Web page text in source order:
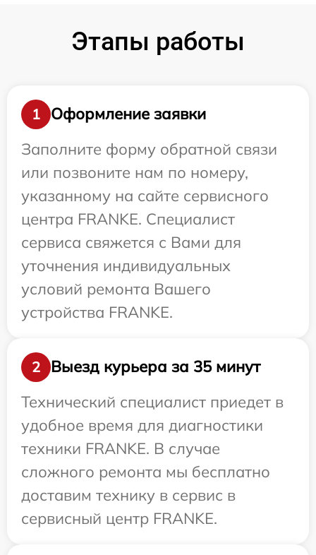
Этапы работы
1
Оформление заявки
Заполните форму обратной связи
или позвоните нам по номеру,
указанному на сайте сервисного
центра FRANKE. Специалист
сервиса свяжется с Вами для
уточнения индивидуальных
условий ремонта Вашего
устройства FRANKE.
2
Выезд курьера за 35 минут
Технический специалист приедет в
удобное время для диагностики
техники FRANKE. В случае
сложного ремонта мы бесплатно
доставим технику в сервис в
сервисный центр FRANKE.